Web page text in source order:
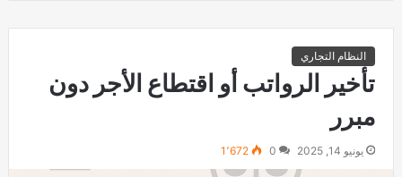
النظام التجاري
تأخير الرواتب أو اقتطاع الأجر دون
مبرر
يونيو 14, 2025 0 1٬672